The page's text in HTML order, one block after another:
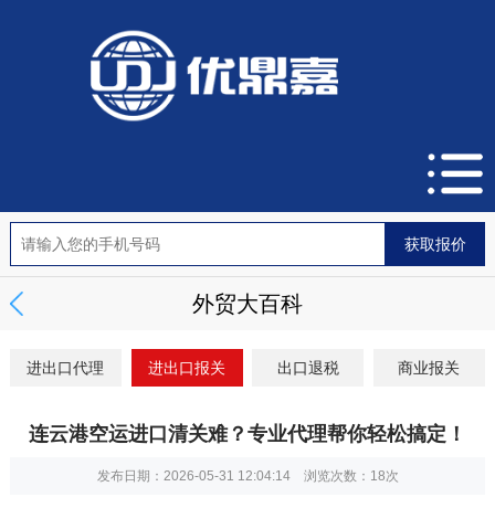
外贸大百科
进出口代理 进出口报关 出口退税 商业报关
连云港空运进口清关难？专业代理帮你轻松搞定！
发布日期：2026-05-31 12:04:14 浏览次数： 18次